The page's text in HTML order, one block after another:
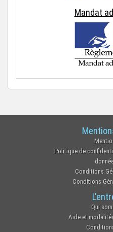
Mandat
Politique de
Conditions
Conditions
Qui
Aide et